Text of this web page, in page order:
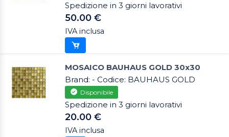
Spedizione in 3 giorni lavorativi
50.00 €
IVA inclusa
MOSAICO BAUHAUS GOLD 30x30
Brand: - Codice: BAUHAUS GOLD
Disponibile
Spedizione in 3 giorni lavorativi
20.00 €
IVA inclusa